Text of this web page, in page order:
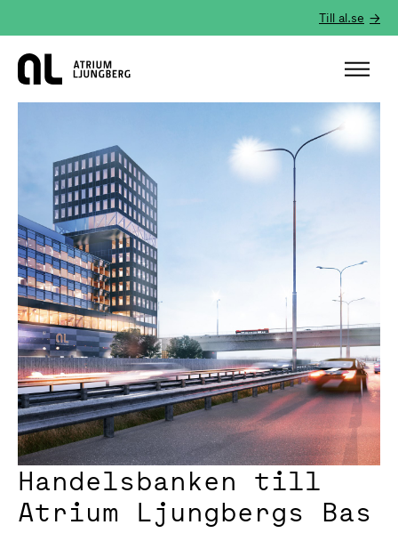
Till al.se
Hem
Handelsbanken till
Atrium Ljungbergs Bas